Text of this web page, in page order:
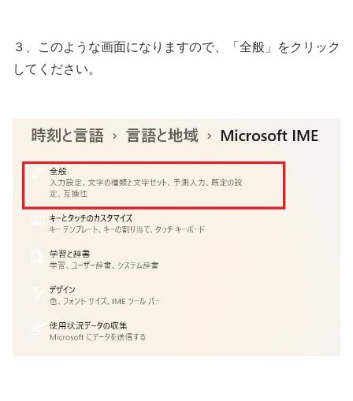
３、このような画面になりますので、「全般」をクリック
してください。